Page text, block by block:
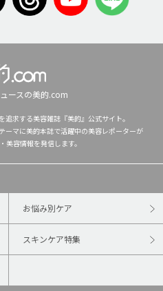
ースの美的.com
追求する美容雑誌『美的』公式サイト。
ーマに美的本誌で活躍中の美容レポーターが
美容情報を発信します。
お悩み別ケア
スキンケア特集